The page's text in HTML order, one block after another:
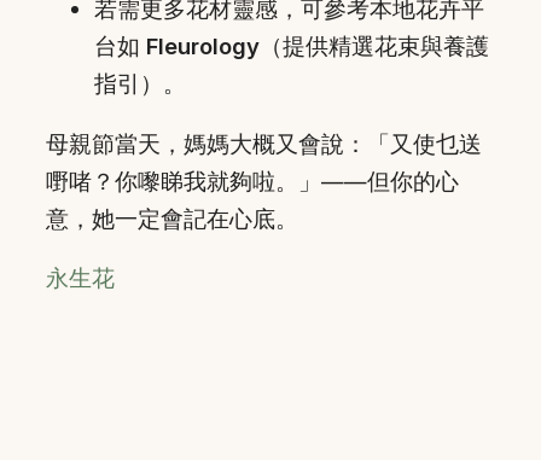
若需更多花材靈感，可參考本地花卉平
台如 Fleurology （提供精選花束與養護
指引）。
母親節當天，媽媽大概又會說：「又使乜送
嘢啫？你嚟睇我就夠啦。」——但你的心
意，她一定會記在心底。
永生花